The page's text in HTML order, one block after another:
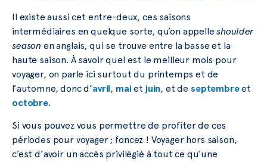
Il existe aussi cet entre-deux, ces saisons
intermédiaires en quelque sorte, qu’on appelleshoulder
season en anglais, qui se trouve entre la basse et la
haute saison. À savoir quel est le meilleur mois pour
voyager, on parle ici surtout du printemps et de
l’automne, donc d’avril, mai et juin, et deseptembreet
octobre.
Si vous pouvez vous permettre de profiter de ces
périodes pour voyager ; foncez ! Voyager hors saison,
c’est d’avoir un accès privilégié à tout ce qu’une